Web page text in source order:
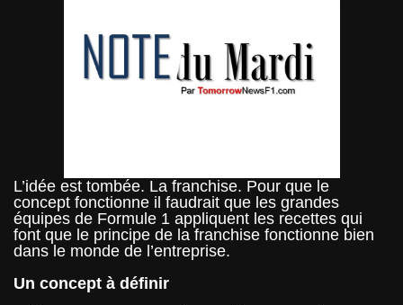
L’idée est tombée. La franchise. Pour que le
concept fonctionne il faudrait que les grandes
équipes de Formule 1 appliquent les recettes qui
font que le principe de la franchise fonctionne bien
dans le monde de l’entreprise.
Un concept à définir